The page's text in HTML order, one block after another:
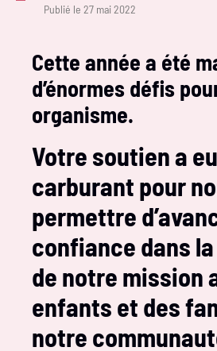
Publié le 27 mai 2022
Cette année a été
d’énormes défis
organisme.
Votre soutien a
carburant pour
permettre
confiance dans
de notre mission
enfants et des
notre